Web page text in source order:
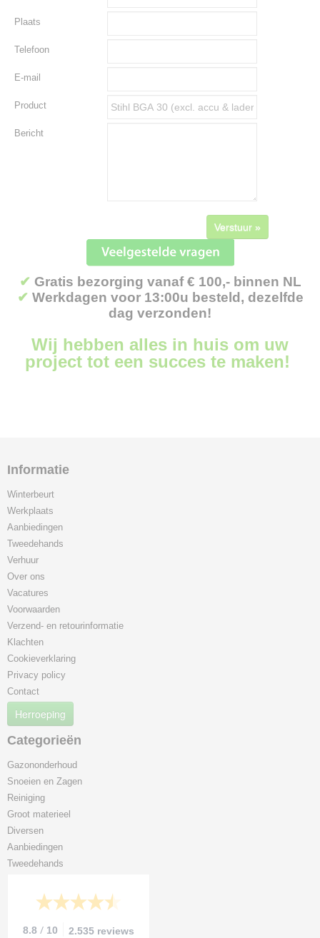
Plaats
Telefoon
E-mail
Product
Bericht
Verstuur »
✔ Gratis bezorging vanaf € 100,- binnen NL
✔ Werkdagen voor 13:00u besteld, dezelfde
dag verzonden!
Wij hebben alles in huis om uw
project tot een succes te maken!
Informatie
Winterbeurt
Werkplaats
Aanbiedingen
Tweedehands
Verhuur
Over ons
Vacatures
Voorwaarden
Verzend- en retourinformatie
Klachten
Cookieverklaring
Privacy policy
Contact
Herroeping
Categorieën
Gazononderhoud
Snoeien en Zagen
Reiniging
Groot materieel
Diversen
Aanbiedingen
Tweedehands
8.8 / 10 2.535 reviews